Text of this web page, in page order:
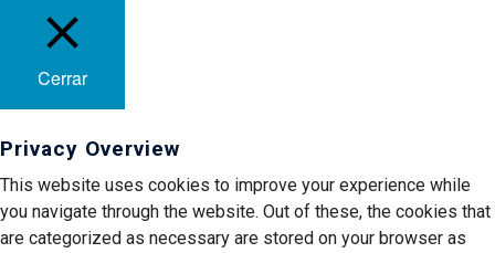
Cerrar
Privacy Overview
This website uses cookies to improve your experience while
you navigate through the website. Out of these, the cookies that
are categorized as necessary are stored on your browser as